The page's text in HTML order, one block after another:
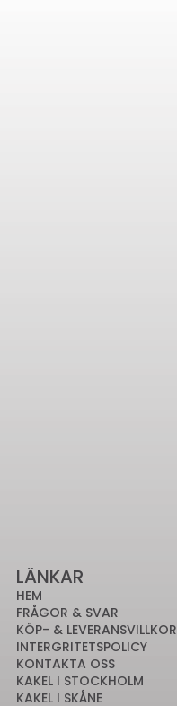
LÄNKAR
HEM
FRÅGOR & SVAR
KÖP- & LEVERANSVILLKOR
INTERGRITETSPOLICY
KONTAKTA OSS
KAKEL I STOCKHOLM
KAKEL I SKÅNE